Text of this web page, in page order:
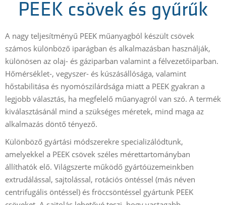
PEEK csövek és gyűrűk
A nagy teljesítményű PEEK műanyagból készült csövek
számos különböző iparágban és alkalmazásban használják,
különösen az olaj- és gáziparban valamint a félvezetőiparban.
Hőmérséklet-, vegyszer- és kúszásállósága, valamint
hőstabilitása és nyomószilárdsága miatt a PEEK gyakran a
legjobb választás, ha megfelelő műanyagról van szó. A termék
kiválasztásánál mind a szükséges méretek, mind maga az
alkalmazás döntő tényező.
Különböző gyártási módszerekre specializálódtunk,
amelyekkel a PEEK csövek széles mérettartományban
állíthatók elő. Világszerte működő gyártóüzemeinkben
extrudálással, sajtolással, rotációs öntéssel (más néven
centrifugális öntéssel) és fröccsöntéssel gyártunk PEEK